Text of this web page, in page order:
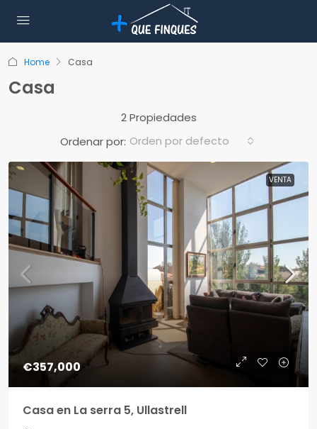
Home Casa
Casa
2 Propiedades
Ordenar por: Orden por defecto
VENTA
€357,000
Casa en La serra 5, Ullastrell